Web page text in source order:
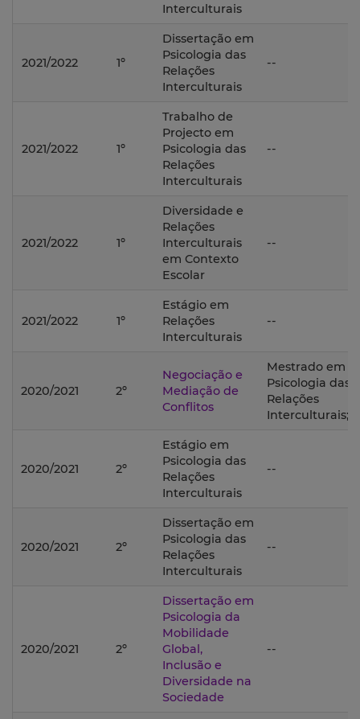
Interculturais
2021/2022 1º
Dissertação em
Psicologia das
Relações
Interculturais
--
2021/2022 1º
Trabalho de
Projecto em
Psicologia das
Relações
Interculturais
--
2021/2022 1º
Diversidade e
Relações
Interculturais
em Contexto
Escolar
--
2021/2022 1º
Estágio em
Relações
Interculturais
--
2020/2021 2º
Negociação e
Mediação de
Conflitos
Mestrado em
Psicologia das
Relações
Interculturais;
2020/2021 2º
Estágio em
Psicologia das
Relações
Interculturais
--
2020/2021 2º
Dissertação em
Psicologia das
Relações
Interculturais
--
2020/2021 2º
Dissertação em
Psicologia da
Mobilidade
Global,
Inclusão e
Diversidade na
Sociedade
--